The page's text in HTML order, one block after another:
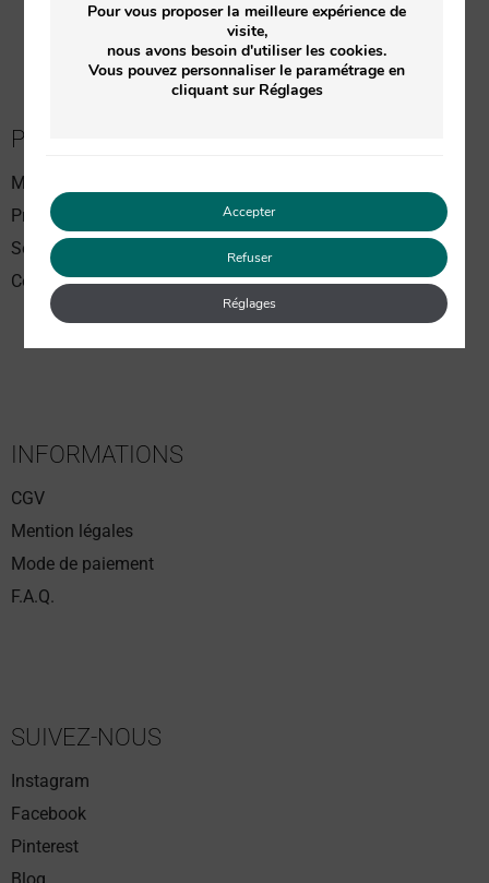
PASSER COMMANDE
Meilleures ventes
Produits Soin du visage
Soin du corps
Coffrets Soin du visage
INFORMATIONS
CGV
Mention légales
Mode de paiement
F.A.Q.
SUIVEZ-NOUS
Instagram
Facebook
Pinterest
Pour vous proposer la meilleure expérience de
visite,
nous avons besoin d'utiliser les cookies.
Vous pouvez personnaliser le paramétrage en
cliquant sur Réglages
Accepter
Refuser
Réglages